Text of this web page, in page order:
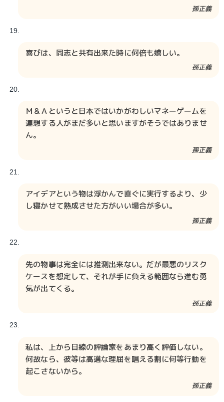
孫正義
喜びは、同志と共有出来た時に何倍も嬉しい。
孫正義
Ｍ＆Ａというと日本ではいかがわしいマネーゲームを
連想する人がまだ多いと思いますがそうではありませ
ん。
孫正義
アイデアという物は浮かんで直ぐに実行するより、少
し寝かせて熟成させた方がいい場合が多い。
孫正義
先の物事は完全には推測出来ない。だが最悪のリスク
ケースを想定して、それが手に負える範囲なら進む勇
気が出てくる。
孫正義
私は、上から目線の評論家をあまり高く評価しない。
何故なら、彼等は高邁な理屈を唱える割に何等行動を
起こさないから。
孫正義